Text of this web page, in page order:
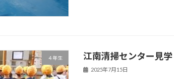
４年生 江南清掃センター見学
2025年7月15日